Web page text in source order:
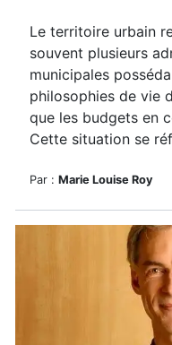
Le territoire urbain
souvent plusieurs
municipales
philosophies de vie
que les budgets en
Cette situation se
Par : Marie Louise Roy